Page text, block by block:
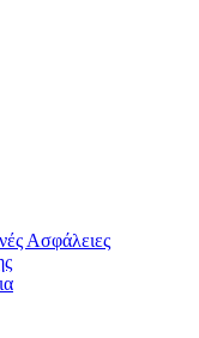
Ασφάλειες